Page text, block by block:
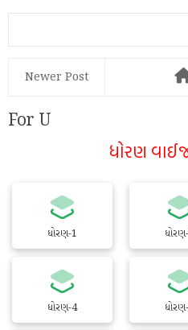
Newer Post
For U
ધોરણ
ધોરણ-1
ધોરણ-4